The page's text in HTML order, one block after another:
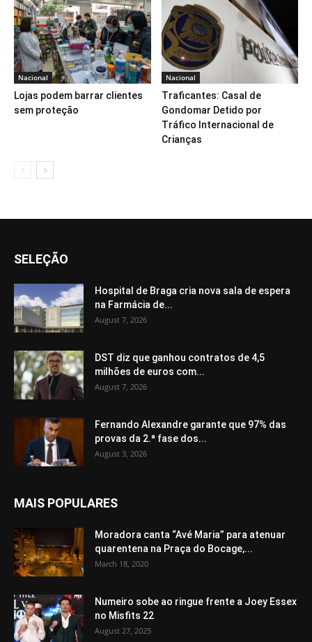
Nacional
Lojas podem barrar clientes
sem proteção
Nacional
Traficantes: Casal de
Gondomar Detido por
Tráfico Internacional de
Crianças
SELEÇÃO
Hospital de Braga cria nova sala de espera
na Farmácia de...
August 7, 2026
DST diz que ganhou contratos de 4,5
milhões de euros com...
August 7, 2026
Fernando Alexandre garante que 97% das
provas da 2.ª fase dos...
August 3, 2026
MAIS POPULARES
Moradora canta “Avé Maria” para atenuar
quarentena na Praça do Bocage,...
March 18, 2020
Numeiro sobe ao ringue frente a Joey Essex
no Misfits 22
August 27, 2025